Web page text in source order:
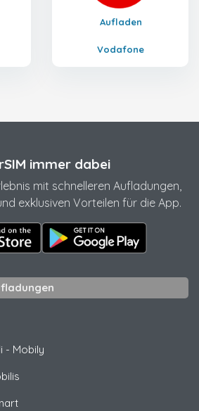
Aufladen
Vodafone
immer dabei
mit schnelleren Aufladungen,
exklusiven Vorteilen für die App.
- Mobily